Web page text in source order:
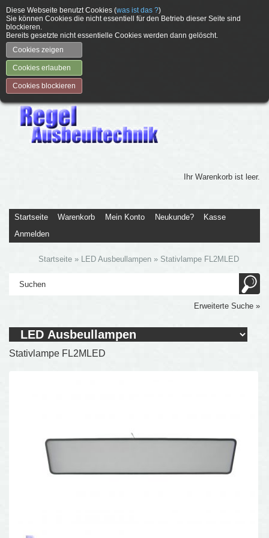
Diese Webseite benutzt Cookies (was ist das ?)
Sie können Cookies die nicht essentiell für den Betrieb dieser Seite sind
blockieren.
Bereits gesetzte nicht essentielle Cookies werden dann gelöscht.
Cookies zeigen
Cookies erlauben
Cookies blockieren
Ihr Warenkorb ist leer.
Startseite Warenkorb Mein Konto Neukunde?
Kasse
Anmelden
Startseite » LED Ausbeullampen » Stativlampe FL2MLED
Erweiterte Suche »
Stativlampe FL2MLED